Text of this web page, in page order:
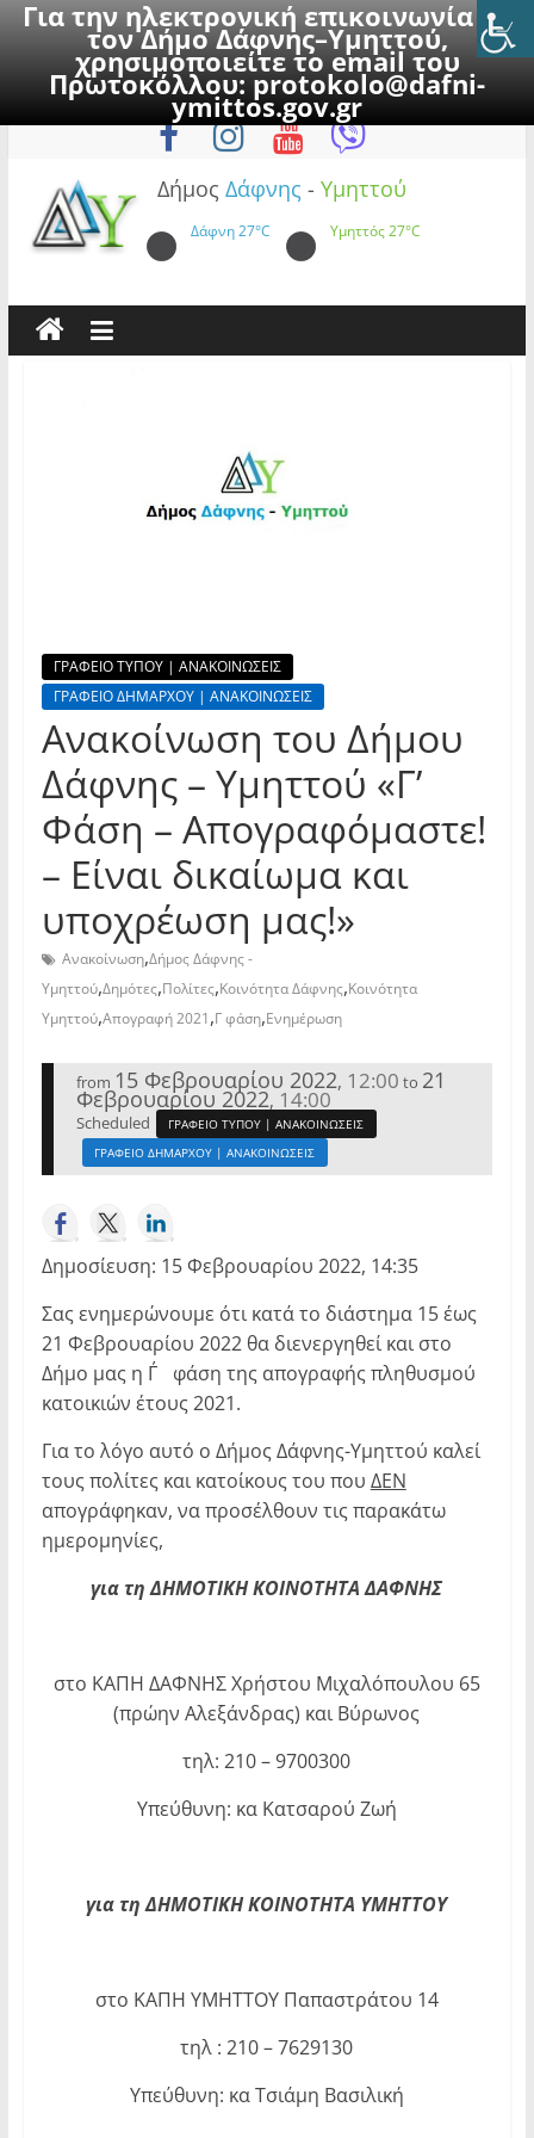
Για την ηλεκτρονική επικοινωνία με
τον Δήμο Δάφνης–Υμηττού,
χρησιμοποιείτε το email του
Πρωτοκόλλου:protokolo@dafni-
ymittos.gov.gr
to
Δευτέρα, 10 Αυγούστου 2026
Δήμος Δάφνης - Υμηττού
Δάφνη27°C Υμηττός27°C
ΓΡΑΦΕΙΟ ΤΥΠΟΥ | ΑΝΑΚΟΙΝΩΣΕΙΣ
ΓΡΑΦΕΙΟ ΔΗΜΑΡΧΟΥ | ΑΝΑΚΟΙΝΩΣΕΙΣ
Ανακοίνωση του Δήμου
Δάφνης – Υμηττού «Γ’
Φάση – Απογραφόμαστε!
– Είναι δικαίωμα και
υποχρέωση μας!»
Ανακοίνωση,Δήμος Δάφνης -
Υμηττού,Δημότες,Πολίτες,Κοινότητα Δάφνης,Κοινότητα
Υμηττού,Απογραφή 2021,Γ φάση,Ενημέρωση
from 15 Φεβρουαρίου 2022, 12:00 to 21
Φεβρουαρίου 2022, 14:00
Scheduled
ΓΡΑΦΕΙΟ ΤΥΠΟΥ | ΑΝΑΚΟΙΝΩΣΕΙΣ
ΓΡΑΦΕΙΟ ΔΗΜΑΡΧΟΥ | ΑΝΑΚΟΙΝΩΣΕΙΣ
Δημοσίευση: 15 Φεβρουαρίου 2022, 14:35
Σας ενημερώνουμε ότι κατά το διάστημα 15 έως
21 Φεβρουαρίου 2022 θα διενεργηθεί και στο
Δήμο μας η Γ΄ φάση της απογραφής πληθυσμού
κατοικιών έτους 2021.
Για το λόγο αυτό ο Δήμος Δάφνης-Υμηττού καλεί
τους πολίτες και κατοίκους του που ΔΕΝ
απογράφηκαν, να προσέλθουν τις παρακάτω
ημερομηνίες,
για τη ΔΗΜΟΤΙΚΗ ΚΟΙΝΟΤΗΤΑ ΔΑΦΝΗΣ
στο ΚΑΠΗ ΔΑΦΝΗΣ Χρήστου Μιχαλόπουλου 65
(πρώην Αλεξάνδρας) και Βύρωνος
τηλ: 210 – 9700300
Υπεύθυνη: κα Κατσαρού Ζωή
για τη ΔΗΜΟΤΙΚΗ ΚΟΙΝΟΤΗΤΑ ΥΜΗΤΤΟΥ
στο ΚΑΠΗ ΥΜΗΤΤΟΥ Παπαστράτου 14
τηλ : 210 – 7629130
Υπεύθυνη: κα Τσιάμη Βασιλική